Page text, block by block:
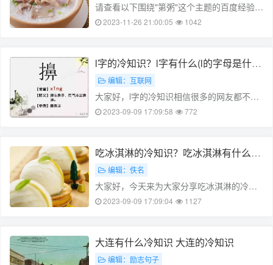
请查看以下围绕"第粥"这个主题的百度经验文
章: --- **第1章:第粥的起源与历史** 粥是中国
种非常重……
2023-11-26 21:00:05 1042
l字的冷知识？l字有什么(l的字母是什
么) 编辑：互联网
大家好，l字的冷知识相信很多的网友都不是
很明白，包括l字有什么也是一样，不过没有
收藏，免得下次来找不到哦，下……
2023-09-09 17:09:58 772
吃冰淇淋的冷知识？吃冰淇淋有什么含
义(吃冰淇淋啥意思?)
编辑：佚名
大家好，今天来为大家分享吃冰淇淋的冷知
识的一些知识点，和吃冰淇淋有什么含义的
相信很大概率可以解决您的问题，接下来
我……
2023-09-09 17:09:04 1127
大连有什么冷知识 大连的冷知识
编辑：励志句子